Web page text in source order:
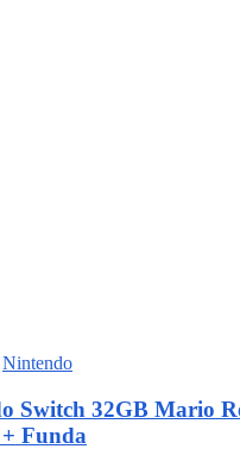
Nintendo
Switch 32GB Mario
Funda